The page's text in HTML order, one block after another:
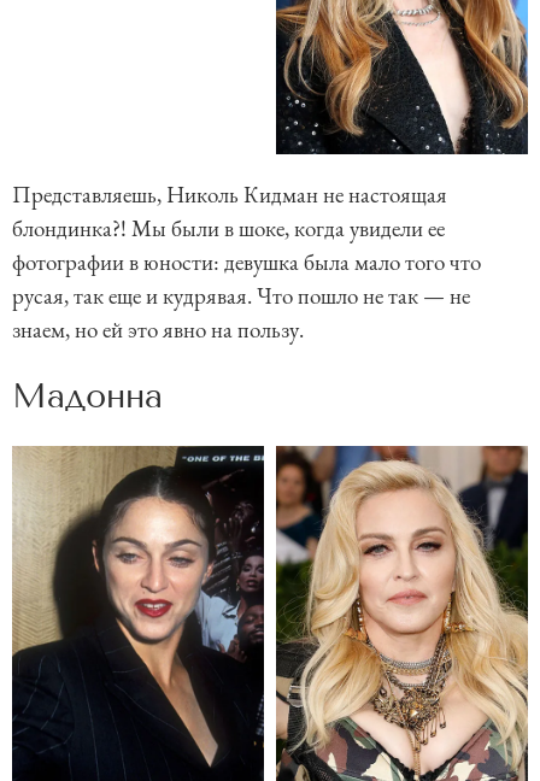
Представляешь, Николь Кидман не настоящая
блондинка?! Мы были в шоке, когда увидели ее
фотографии в юности: девушка была мало того что
русая, так еще и кудрявая. Что пошло не так — не
знаем, но ей это явно на пользу.
Мадонна